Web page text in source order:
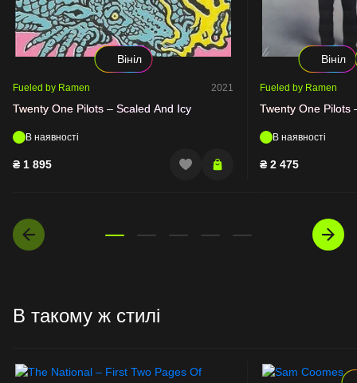
Вініл
Fueled by Ramen 2021
Twenty One Pilots – Scaled And Icy
В наявності
₴ 1 895
Вініл
Fueled by Ramen
Twenty One Pilots
В наявності
₴ 2 475
В такому ж стилі